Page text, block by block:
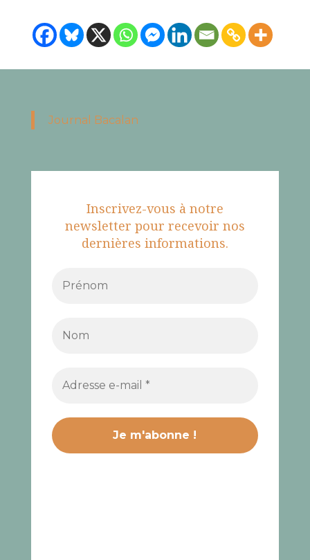
Journal Bacalan
Inscrivez-vous à notre
newsletter pour recevoir nos
dernières informations.